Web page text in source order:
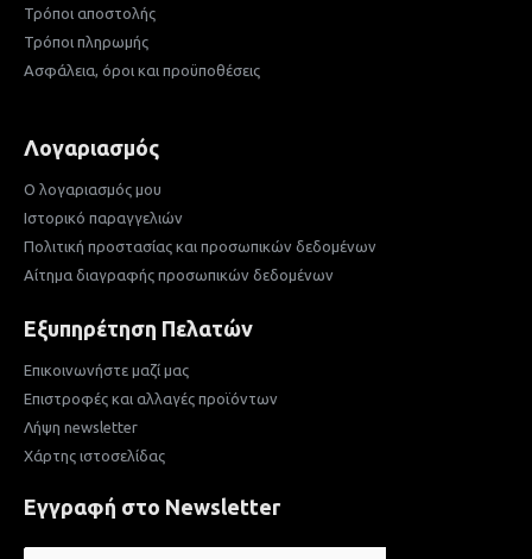
Τρόποι αποστολής
Τρόποι πληρωμής
Ασφάλεια, όροι και προϋποθέσεις
Λογαριασμός
Ο λογαριασμός μου
Ιστορικό παραγγελιών
Πολιτική προστασίας και προσωπικών δεδομένων
Αίτημα διαγραφής προσωπικών δεδομένων
Εξυπηρέτηση Πελατών
Επικοινωνήστε μαζί μας
Επιστροφές και αλλαγές προϊόντων
Λήψη newsletter
Χάρτης ιστοσελίδας
Εγγραφή στο Newsletter